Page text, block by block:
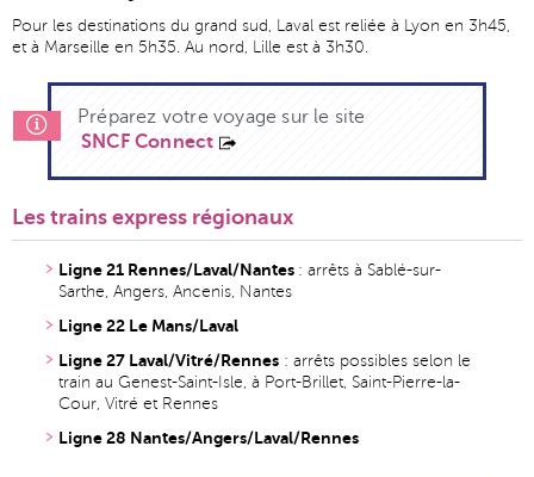
Pour les destinations du grand sud, Laval est reliée à Lyon en 3h45,
et à Marseille en 5h35. Au nord, Lille est à 3h30.
Préparez votre voyage sur le site
SNCF Connect
Les trains express régionaux
Ligne 21 Rennes/Laval/Nantes : arrêts à Sablé-sur-
Sarthe, Angers, Ancenis, Nantes
Ligne 22 Le Mans/Laval
Ligne 27 Laval/Vitré/Rennes : arrêts possibles selon le
train au Genest-Saint-Isle, à Port-Brillet, Saint-Pierre-la-
Cour, Vitré et Rennes
Ligne 28 Nantes/Angers/Laval/Rennes